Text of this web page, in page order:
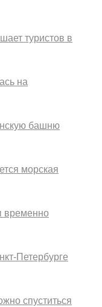
туристов в
на
башню
морская
временно
Петербурге
спуститься